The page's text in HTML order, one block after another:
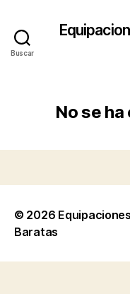
Buscar
No se
© 2026
Baratas